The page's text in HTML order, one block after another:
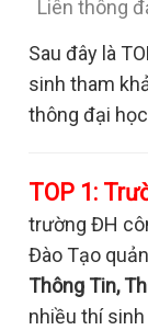
Liên thông
Sau đây là
sinh tham
thông đại học
TOP 1:
trường ĐH
Đào Tạo
Thông Tin,
nhiều thí